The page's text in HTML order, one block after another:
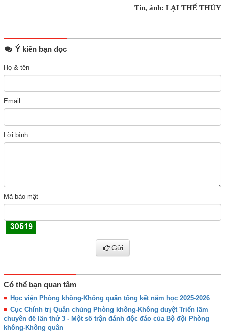
Tin, ảnh: LẠI THẾ THỦY
Ý kiến bạn đọc
Họ & tên
Email
Lời bình
Mã bảo mật
Gửi
Có thể bạn quan tâm
Học viện Phòng không-Không quân tổng kết năm học 2025-2026
Cục Chính trị Quân chủng Phòng không-Không duyệt Triển lãm
chuyên đề lần thứ 3 - Một số trận đánh độc đáo của Bộ đội Phòng
không-Không quân